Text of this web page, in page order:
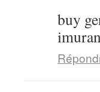
buy